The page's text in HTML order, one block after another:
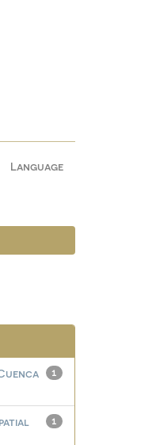
Language
1
1